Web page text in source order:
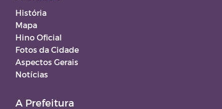
História
Mapa
Hino Oficial
Fotos da Cidade
Aspectos Gerais
Notícias
A Prefeitura